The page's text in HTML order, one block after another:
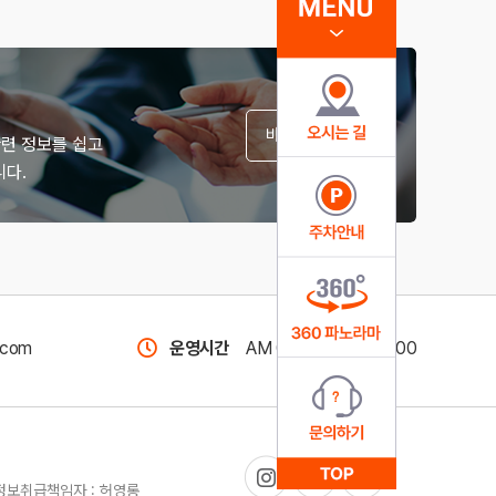
정보를 쉽고
다.
바로가기
운영시간 AM 09:00 ~ PM 18:00
취급책임자 : 허영롱